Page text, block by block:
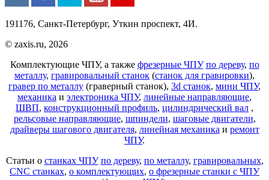
191176, Санкт-Петербург, Уткин проспект, 4И.
© zaxis.ru, 2026
Комплектующие ЧПУ, а также фрезерные ЧПУ по дереву, по
металлу, гравировальный станок (станок для гравировки),
гравер по металлу (граверный станок), 3d станок, мини ЧПУ,
механика и электроника ЧПУ, линейные направляющие,
ШВП, конструкционный профиль, цилиндрический вал ,
рельсовые направляющие, шпиндели, шаговые двигатели,
драйверы шагового двигателя, линейная механика и ремонт
ЧПУ.
Статьи о станках ЧПУ по дереву, по металлу, гравировальных,
CNC станках, о комплектующих, о фрезерные станки с ЧПУ